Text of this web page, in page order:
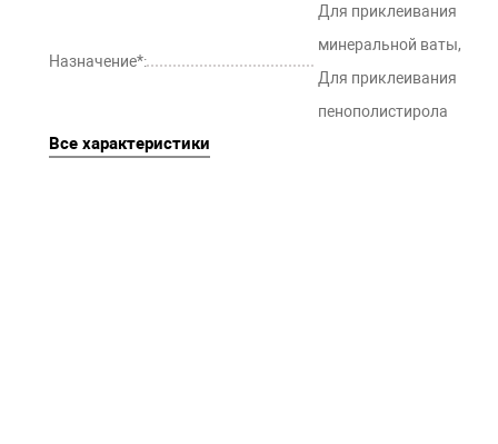
Назначение*:
Для приклеивания
минеральной ваты,
Для приклеивания
пенополистирола
Все характеристики